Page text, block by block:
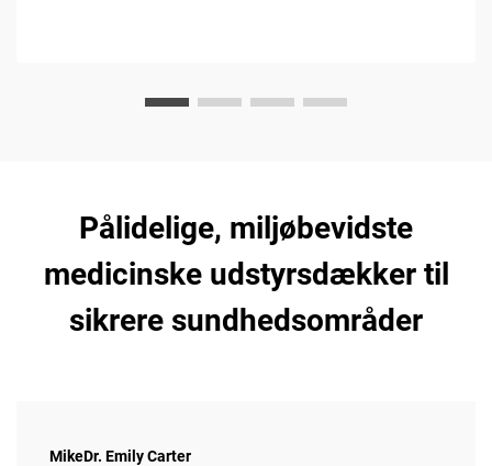
Pålidelige, miljøbevidste
medicinske udstyrsdækker til
sikrere sundhedsområder
MikeDr. Emily Carter